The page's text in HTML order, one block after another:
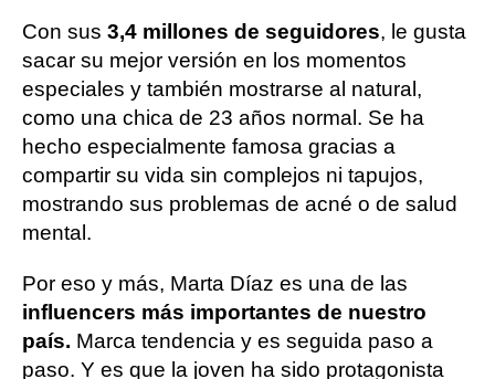
Con sus 3,4 millones de seguidores, le gusta
sacar su mejor versión en los momentos
especiales y también mostrarse al natural,
como una chica de 23 años normal. Se ha
hecho especialmente famosa gracias a
compartir su vida sin complejos ni tapujos,
mostrando sus problemas de acné o de salud
mental.
Por eso y más, Marta Díaz es una de las
influencers más importantes de nuestro
país. Marca tendencia y es seguida paso a
paso. Y es que la joven ha sido protagonista